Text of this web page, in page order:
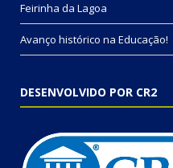
Feirinha da Lagoa
Avanço histórico na Educação!
DESENVOLVIDO POR CR2